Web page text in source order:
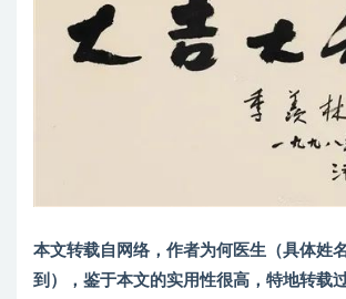
本文转载自网络，作者为何医生（具体姓
到），鉴于本文的实用性很高，特地转载